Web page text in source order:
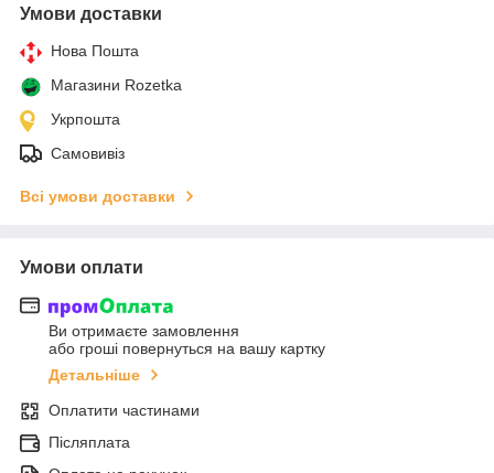
Умови доставки
Нова Пошта
Магазини Rozetka
Укрпошта
Самовивіз
Всі умови доставки
Умови оплати
Ви отримаєте замовлення
або гроші повернуться на вашу картку
Детальніше
Оплатити частинами
Післяплата